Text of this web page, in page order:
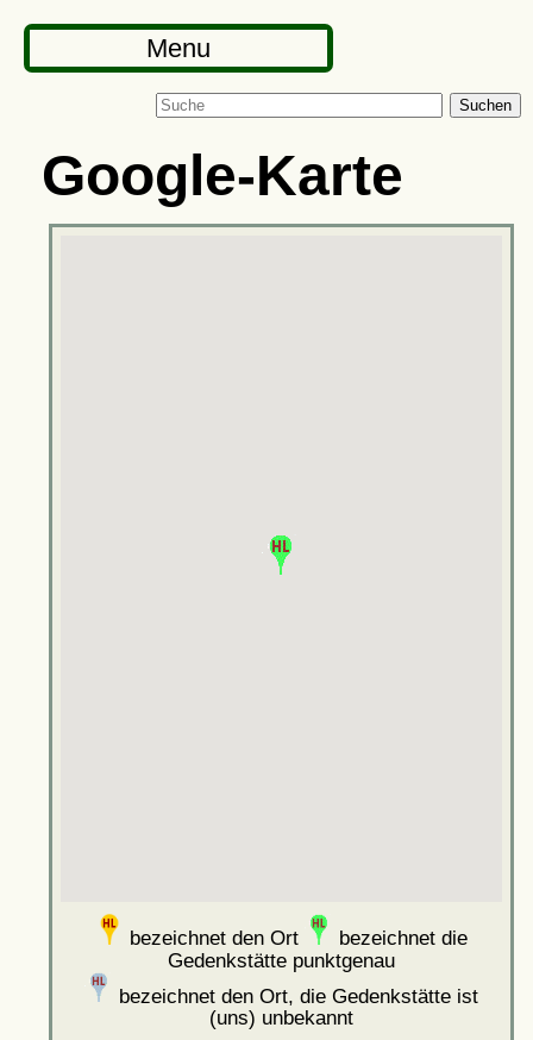
Menu
Suchen
Google-Karte
bezeichnet den Ort
bezeichnet die
Gedenkstätte punktgenau
bezeichnet den Ort, die Gedenkstätte ist
(uns) unbekannt